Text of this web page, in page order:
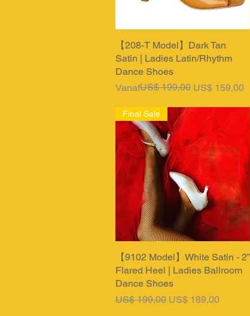
Snel overzicht
【208-T Model】Dark Tan
Satin | Ladies Latin/Rhythm
Dance Shoes
Vanaf
Normale prijs
US$ 199,00 US$ 159,00
Verkoopprijs
Snel overzicht
Final Sale
【9102 Model】White Satin - 2”
Flared Heel | Ladies Ballroom
Dance Shoes
Normale prijs
US$ 199,00 Verkoopprijs
US$ 189,00